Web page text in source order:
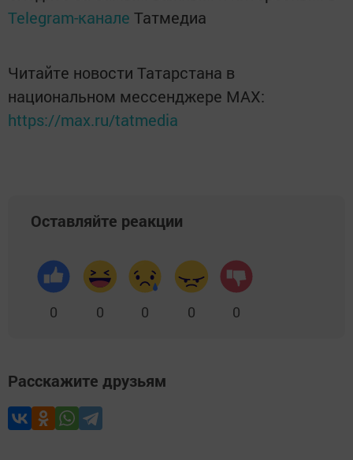
Telegram-канале Татмедиа
Читайте новости Татарстана в
национальном мессенджере MАХ:
https://max.ru/tatmedia
Оставляйте реакции
0 0 0 0 0
Расскажите друзьям